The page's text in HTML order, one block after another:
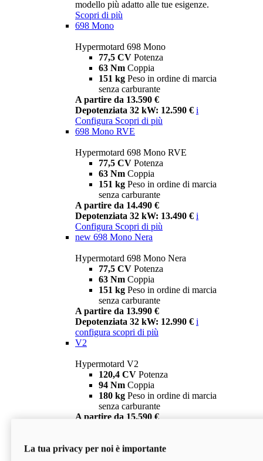
modello più adatto alle tue esigenze.
Scopri di più
698 Mono
Hypermotard 698 Mono
77,5 CV Potenza
63 Nm Coppia
151 kg Peso in ordine di marcia
senza carburante
A partire da 13.590 €
Depotenziata 32 kW: 12.590 € i
Configura Scopri di più
698 Mono RVE
Hypermotard 698 Mono RVE
77,5 CV Potenza
63 Nm Coppia
151 kg Peso in ordine di marcia
senza carburante
A partire da 14.490 €
Depotenziata 32 kW: 13.490 € i
Configura Scopri di più
new 698 Mono Nera
Hypermotard 698 Mono Nera
77,5 CV Potenza
63 Nm Coppia
151 kg Peso in ordine di marcia
senza carburante
A partire da 13.990 €
Depotenziata 32 kW: 12.990 € i
configura scopri di più
V2
Hypermotard V2
120,4 CV Potenza
94 Nm Coppia
180 kg Peso in ordine di marcia
senza carburante
A partire da 15.590 €
V2 SP
La tua privacy per noi è importante